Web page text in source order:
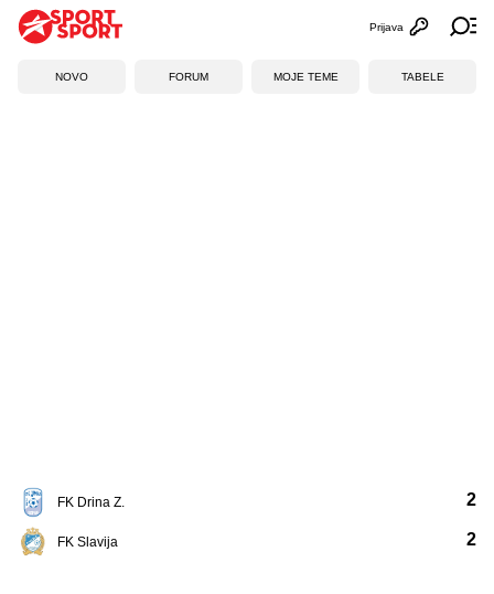
Otvori
Prijava
NOVO FORUM MOJE TEME TABELE
FK Drina Z.
FK Slavija
2
2